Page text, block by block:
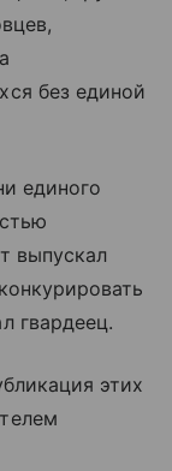
без единой
единого
выпускал
гвардеец.
этих